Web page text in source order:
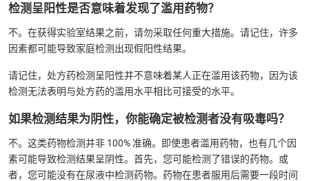
检测呈阳性是否意味着发现了滥用药物？
不。在获得实验室结果之前，请勿采取任何重大措施。请记住，许多
因素都可能导致家庭检测出现假阳性结果。
请记住，处方药检测呈阳性并不意味着某人正在滥用该药物，因为该
检测无法表明与处方药的滥用水平相比可接受的水平。
如果检测结果为阴性，你能确定被检测者没有吸毒吗？
不。这类药物检测并非 100% 准确。即使患者滥用药物，也有几个因
素可能导致检测结果呈阴性。首先，您可能检测了错误的药物。或
者，您可能没有在尿液中检测药物。药物在患者服用后需要一段时间